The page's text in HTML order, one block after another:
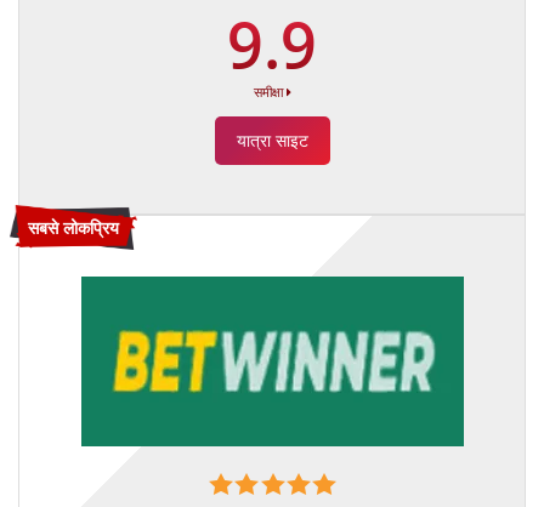
9.9
समीक्षा
यात्रा साइट
सबसे लोकप्रिय